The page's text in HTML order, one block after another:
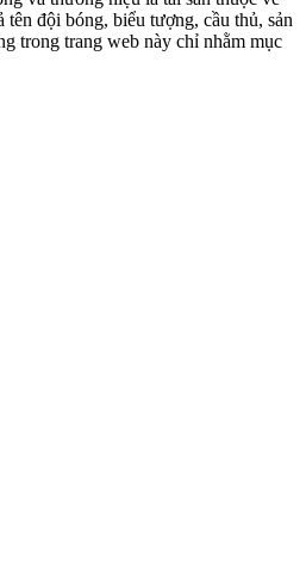
đội bóng, biểu tượng, cầu thủ, sản
trong trang web này chỉ nhằm mục